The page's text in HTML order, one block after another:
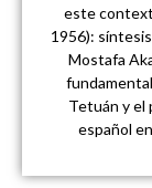
este
1956):
Mostafa
Tetuán y el
español